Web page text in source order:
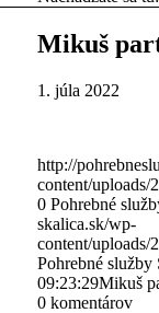
Mikuš
1. júla 2022
http://
content/uploads/
0 Pohrebné
skalica.sk/wp-
content/uploads/
Pohrebné služby
09:23:29Mikuš
0 komentárov